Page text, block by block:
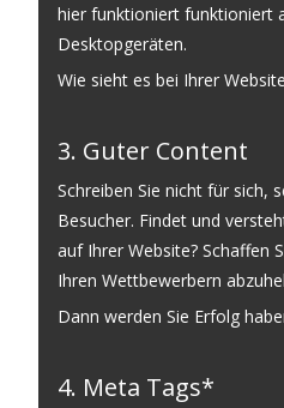
hier funktioniert funktioniert
Desktopgeräten.
Wie sieht es bei Ihrer
3. Guter Content
Schreiben Sie nicht für sich,
Besucher. Findet und
auf Ihrer Website? Schaffen
Ihren Wettbewerbern
Dann werden Sie Erfolg
4. Meta Tags*